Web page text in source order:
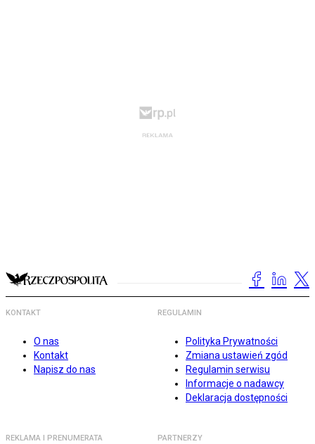
KONTAKT
O nas
Kontakt
Napisz do nas
REGULAMIN
Polityka Prywatności
Zmiana ustawień zgód
Regulamin serwisu
Informacje o nadawcy
Deklaracja dostępności
REKLAMA I PRENUMERATA PARTNERZY